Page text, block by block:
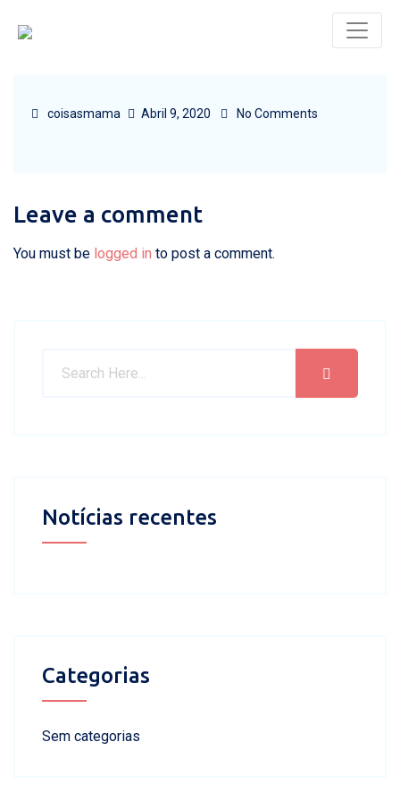
coisasmama Abril 9, 2020 No Comments
Leave a comment
You must be logged in to post a comment.
Notícias recentes
Categorias
Sem categorias